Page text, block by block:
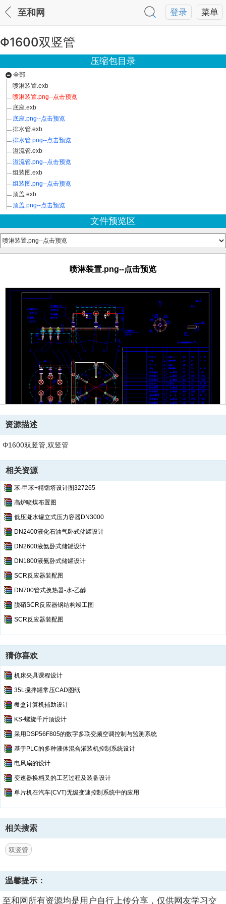
菜单
登录
至和网
Φ1600双竖管
压缩包目录
全部
喷淋装置.exb
喷淋装置.png--点击预览
底座.exb
底座.png--点击预览
排水管.exb
排水管.png--点击预览
溢流管.exb
溢流管.png--点击预览
组装图.exb
组装图.png--点击预览
顶盖.exb
顶盖.png--点击预览
文件预览区
喷淋装置.png--点击预览
资源描述
Φ1600双竖管,双竖管
相关资源
苯-甲苯+精馏塔设计图327265
高炉喷煤布置图
低压凝水罐立式压力容器DN3000
DN2400液化石油气卧式储罐设计
DN2600液氨卧式储罐设计
DN1800液氨卧式储罐设计
SCR反应器装配图
DN700管式换热器-水-乙醇
脱硝SCR反应器钢结构竣工图
SCR反应器装配图
猜你喜欢
机床夹具课程设计
35L搅拌罐常压CAD图纸
餐盒计算机辅助设计
KS-螺旋千斤顶设计
采用DSP56F805的数字多联变频空调控制与监测系统
基于PLC的多种液体混合灌装机控制系统设计
电风扇的设计
变速器换档叉的工艺过程及装备设计
单片机在汽车(CVT)无级变速控制系统中的应用
相关搜索
双竖管
温馨提示：
至和网所有资源均是用户自行上传分享，仅供网友学习交